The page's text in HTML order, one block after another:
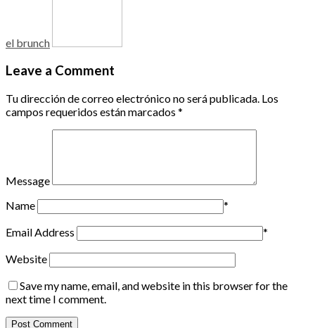
el brunch
Leave a Comment
Tu dirección de correo electrónico no será publicada. Los
campos requeridos están marcados *
Message
Name
*
Email Address
*
Website
Save my name, email, and website in this browser for the
next time I comment.